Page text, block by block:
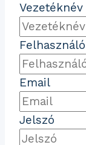
Vezetéknév
Email
Jelszó